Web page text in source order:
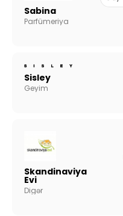
Sabina
Parfümeriya
Sisley
Geyim
Skandinaviya
Evi
Digər